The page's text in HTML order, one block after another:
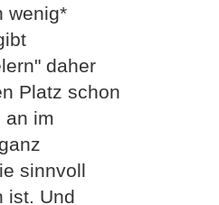
wenig*
daher
Platz schon
an im
sinnvoll
ist. Und